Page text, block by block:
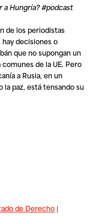
a Hungría? #podcast
de los periodistas
decisiones o
que no supongan un
de la UE. Pero
a Rusia, en un
paz, está tensando su
de Derecho|